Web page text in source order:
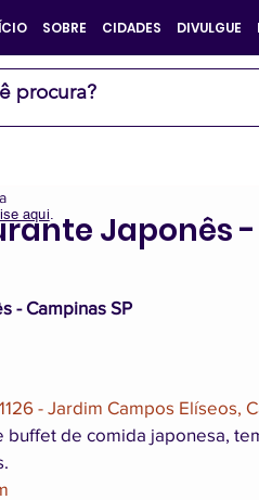
SOBRE CIDADES DIVULGUE
Japonês
- Campinas SP
- Jardim Campos Elíseos,
buffet de comida japonesa,
aqui.